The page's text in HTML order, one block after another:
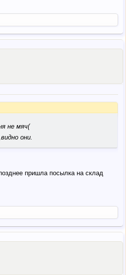
не мяч(
они.
пришла посылка на склад